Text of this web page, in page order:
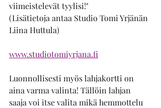
viimeistelevät tyylisi!"
(Lisätietoja antaa Studio Tomi Yrjänän
Liina Huttula)
www.studiotomiyrjana.fi
Luonnollisesti myös lahjakortti on
aina varma valinta! Tällöin lahjan
saaja voi itse valita mikä hemmottelu